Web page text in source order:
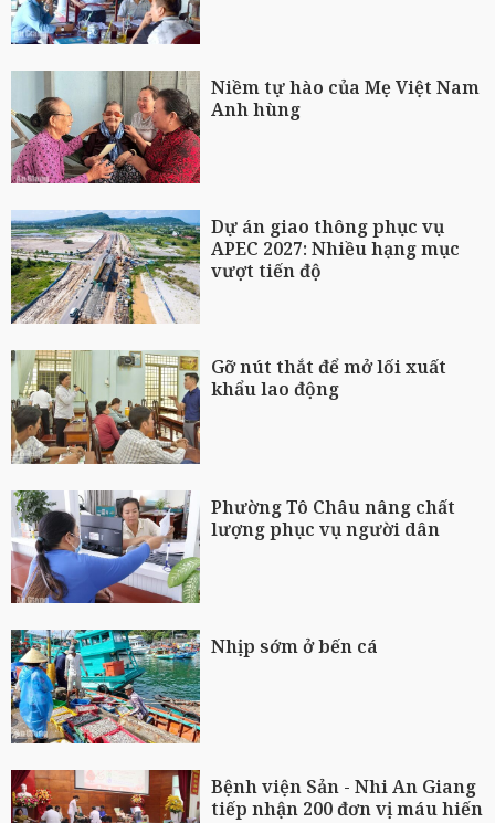
Niềm tự hào của Mẹ Việt Nam
Anh hùng
Dự án giao thông phục vụ
APEC 2027: Nhiều hạng mục
vượt tiến độ
Gỡ nút thắt để mở lối xuất
khẩu lao động
Phường Tô Châu nâng chất
lượng phục vụ người dân
Nhịp sớm ở bến cá
Bệnh viện Sản - Nhi An Giang
tiếp nhận 200 đơn vị máu hiến